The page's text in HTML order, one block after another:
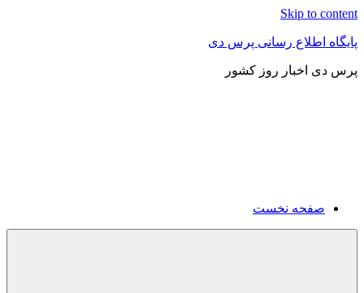
Skip to content
پایگاه اطلاع رسانی پرس دی
پرس دی اخبار روز کشور
صفحه نخست